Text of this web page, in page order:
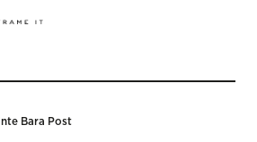
Inte Bara Post